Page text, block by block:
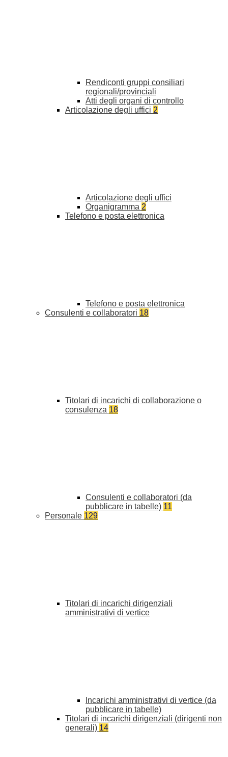
Rendiconti gruppi consiliari
regionali/provinciali
Atti degli organi di controllo
Articolazione degli uffici 2
Articolazione degli uffici
Organigramma 2
Telefono e posta elettronica
Telefono e posta elettronica
Consulenti e collaboratori 18
Titolari di incarichi di collaborazione o
consulenza 18
Consulenti e collaboratori (da
pubblicare in tabelle) 11
Personale 129
Titolari di incarichi dirigenziali
amministrativi di vertice
Incarichi amministrativi di vertice (da
pubblicare in tabelle)
Titolari di incarichi dirigenziali (dirigenti non
generali) 14